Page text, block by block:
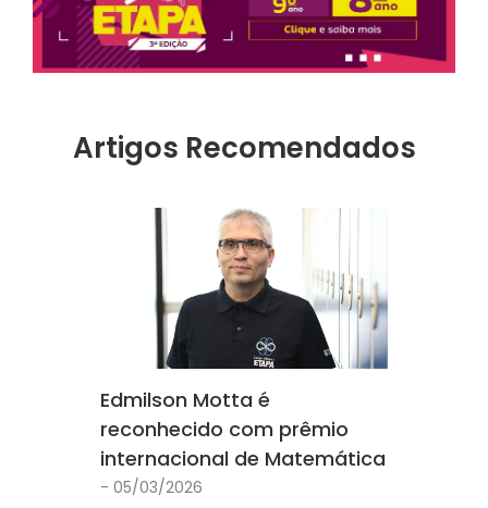
Artigos Recomendados
Edmilson Motta é
reconhecido com prêmio
internacional de Matemática
- 05/03/2026